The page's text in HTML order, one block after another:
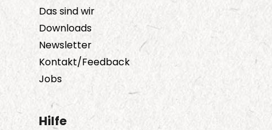
der
Produktseite
Das sind wir
Downloads
Newsletter
Kontakt/Feedback
Jobs
Hilfe